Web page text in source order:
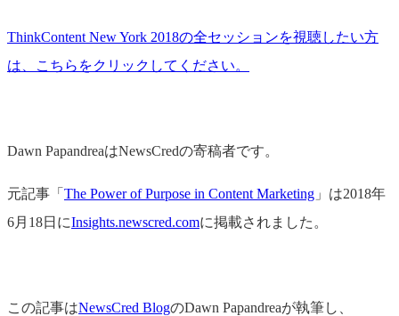
ThinkContent New York 2018の全セッションを視聴したい方
は、こちらをクリックしてください。
Dawn PapandreaはNewsCredの寄稿者です。
元記事「 The Power of Purpose in Content Marketing 」は2018年
6月18日にInsights.newscred.comに掲載されました。
この記事はNewsCred BlogのDawn Papandreaが執筆し、